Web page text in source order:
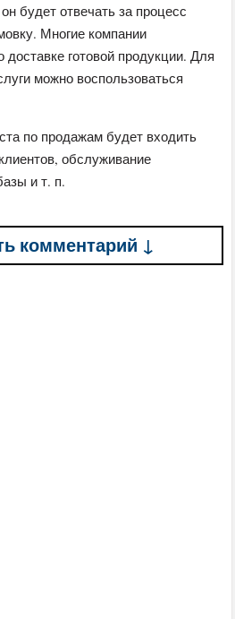
будет отвечать за процесс
Многие компании
доставке готовой продукции. Для
можно воспользоваться
по продажам будет входить
обслуживание
и т. п.
комментарий ↓